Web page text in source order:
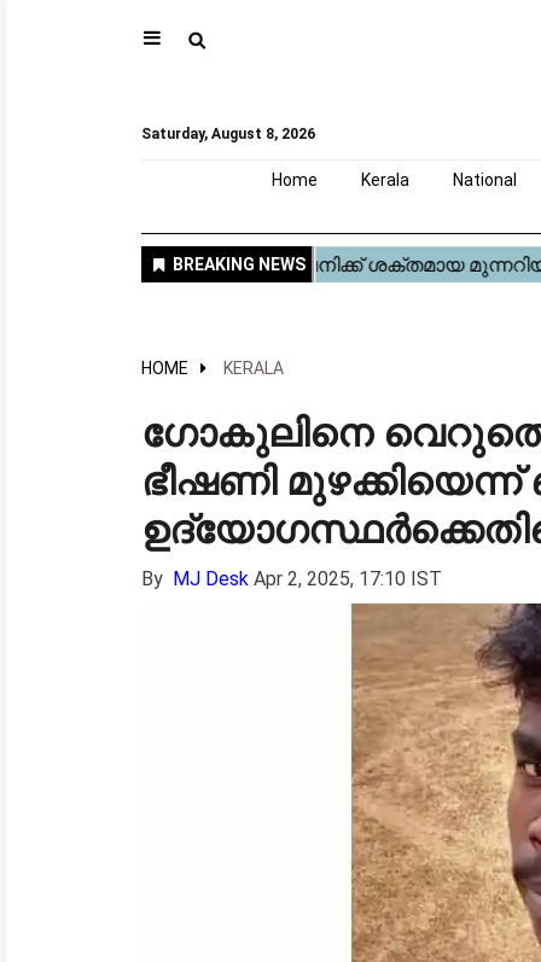
⚲
Saturday, August 8, 2026
Home Kerala National
HOME KERALA
ഗോകുലിനെ വെറുതെ
ഭീഷണി
By MJ Desk Apr 2, 2025, 17:10 IST